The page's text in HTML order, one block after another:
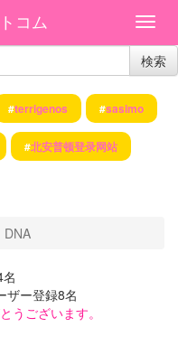
コム
検索
#terrigenos #sasimo
#北安普顿登录网站
DNA
ザー登録8名
うございます。